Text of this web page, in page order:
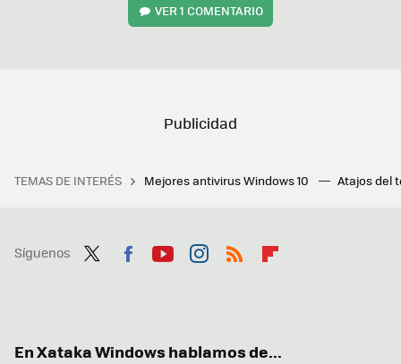
VER1 COMENTARIO
TEMAS DE INTERÉS Mejores antivirus Windows 10 Atajos del
Síguenos
En Xataka Windows hablamos de...